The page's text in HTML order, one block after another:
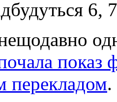
6,
показ
перекладом.